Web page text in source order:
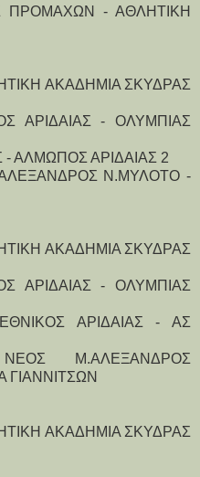
ΠΡΟΜΑΧΩΝ - ΑΘΛΗΤΙΚΗ
ΑΚΑΔΗΜΙΑ ΣΚΥΔΡΑΣ
ΑΡΙΔΑΙΑΣ - ΟΛΥΜΠΙΑΣ
- ΑΛΜΩΠΟΣ ΑΡΙΔΑΙΑΣ 2
Ν.ΜΥΛΟΤΟ -
ΑΚΑΔΗΜΙΑ ΣΚΥΔΡΑΣ
ΑΡΙΔΑΙΑΣ - ΟΛΥΜΠΙΑΣ
ΑΡΙΔΑΙΑΣ - ΑΣ
Μ.ΑΛΕΞΑΝΔΡΟΣ
ΑΚΑΔΗΜΙΑ ΣΚΥΔΡΑΣ